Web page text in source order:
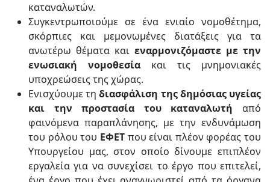
καταναλωτών.
Συγκεντρωποιούμε σε ένα ενιαίο νομοθέτημα,
σκόρπιες και μεμονωμένες διατάξεις για τα
ανωτέρω θέματα και εναρμονιζόμαστε με την
ενωσιακή νομοθεσία και τις μνημονιακές
υποχρεώσεις της χώρας.
Ενισχύουμε τηδιασφάλιση της δημόσιας υγείας
και την προστασία του καταναλωτή από
φαινόμενα παραπλάνησης, με την ενδυνάμωση
του ρόλου του ΕΦΕΤπου είναι πλέον φορέας του
Υπουργείου μας, στον οποίο δίνουμε επιπλέον
εργαλεία για να συνεχίσει το έργο που επιτελεί,